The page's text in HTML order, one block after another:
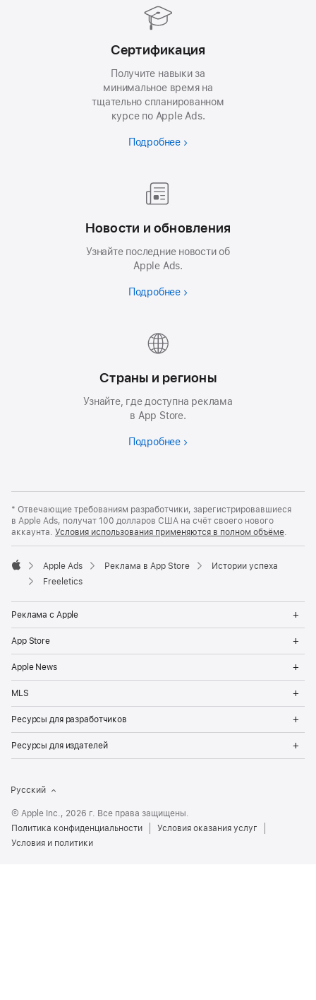
Сертификация
Получите навыки за
минимальное время на
тщательно спланированном
курсе по Apple Ads.
Подробнее
Новости и обновления
Узнайте последние новости об
Apple Ads.
Подробнее
Страны и регионы
Узнайте, где доступна реклама
в App Store.
Подробнее
* Отвечающие требованиям разработчики, зарегистрировавшиеся
в Apple Ads, получат 100 долларов США на счёт своего нового
аккаунта. Условия использования применяются в полном объёме.
Apple
Apple Ads Реклама в App Store
Истории успеха
Freeletics
Реклама с Apple
App Store
Apple News
MLS
Ресурсы для разработчиков
Ресурсы для издателей
Русский
© Apple Inc., 2026 г. Все права защищены.
Политика конфиденциальности
Условия оказания услуг
Условия и политики